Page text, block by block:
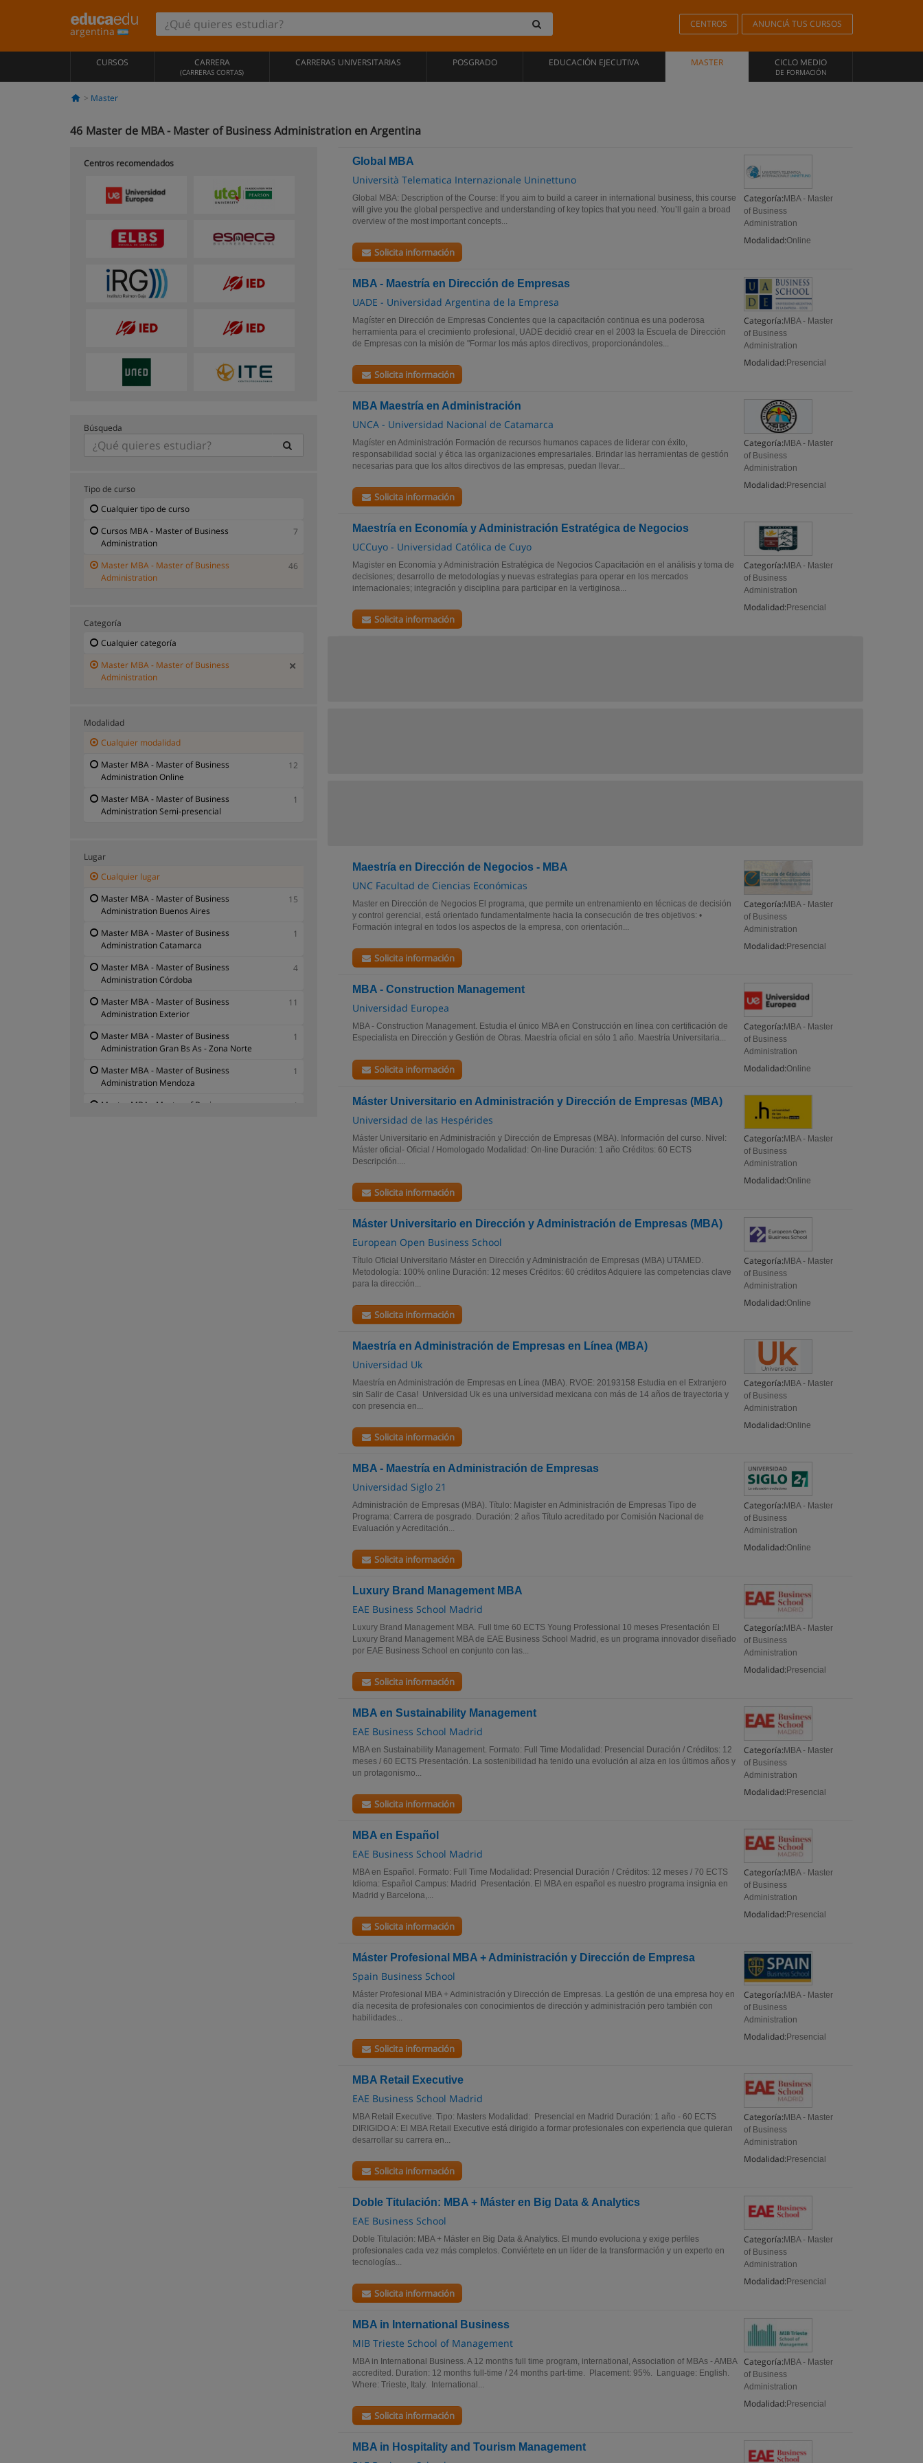
argentina
CENTROS ANUNCIÁ TUS CURSOS
CURSOS CARRERA
(CARRERAS CORTAS)
CARRERAS UNIVERSITARIAS POSGRADO EDUCACIÓN EJECUTIVA MASTER CICLO MEDIO
DE FORMACIÓN
Master
46 Master de MBA - Master of Business Administration en Argentina
Global MBA
Università Telematica Internazionale Uninettuno
Categoría: MBA - Master
of Business
Administration
Modalidad:Online
Global MBA: Description of the Course: If you aim to build a career in international business, this course
will give you the global perspective and understanding of key topics that you need. You’ll gain a broad
overview of the most important concepts...
Solicita información
MBA - Maestría en Dirección de Empresas
UADE - Universidad Argentina de la Empresa
Categoría: MBA - Master
of Business
Administration
Modalidad: Presencial
Magíster en Dirección de Empresas Concientes que la capacitación continua es una poderosa
herramienta para el crecimiento profesional, UADE decidió crear en el 2003 la Escuela de Dirección
de Empresas con la misión de "Formar los más aptos directivos, proporcionándoles...
Solicita información
MBA Maestría en Administración
UNCA - Universidad Nacional de Catamarca
Categoría: MBA - Master
of Business
Administration
Modalidad: Presencial
Magíster en Administración Formación de recursos humanos capaces de liderar con éxito,
responsabilidad social y ética las organizaciones empresariales. Brindar las herramientas de gestión
necesarias para que los altos directivos de las empresas, puedan llevar...
Solicita información
Maestría en Economía y Administración Estratégica de Negocios
UCCuyo - Universidad Católica de Cuyo
Categoría: MBA - Master
of Business
Administration
Modalidad: Presencial
Magister en Economía y Administración Estratégica de Negocios Capacitación en el análisis y toma de
decisiones; desarrollo de metodologías y nuevas estrategias para operar en los mercados
internacionales; integración y disciplina para participar en la vertiginosa...
Solicita información
Maestría en Dirección de Negocios - MBA
UNC Facultad de Ciencias Económicas
Categoría: MBA - Master
of Business
Administration
Modalidad: Presencial
Master en Dirección de Negocios El programa, que permite un entrenamiento en técnicas de decisión
y control gerencial, está orientado fundamentalmente hacia la consecución de tres objetivos: •
Formación integral en todos los aspectos de la empresa, con orientación...
Solicita información
MBA - Construction Management
Universidad Europea
Categoría: MBA - Master
of Business
Administration
Modalidad:Online
MBA - Construction Management. Estudia el único MBA en Construcción en línea con certificación de
Especialista en Dirección y Gestión de Obras. Maestría oficial en sólo 1 año. Maestría Universitaria...
Solicita información
Máster Universitario en Administración y Dirección de Empresas (MBA)
Universidad de las Hespérides
Categoría: MBA - Master
of Business
Administration
Modalidad:Online
Máster Universitario en Administración y Dirección de Empresas (MBA). Información del curso. Nivel:
Máster oficial- Oﬁcial / Homologado Modalidad: On-line Duración: 1 año Créditos: 60 ECTS
Descripción....
Solicita información
Máster Universitario en Dirección y Administración de Empresas (MBA)
European Open Business School
Categoría: MBA - Master
of Business
Administration
Modalidad:Online
Título Oficial Universitario Máster en Dirección y Administración de Empresas (MBA) UTAMED.
Metodología: 100% online Duración: 12 meses Créditos: 60 créditos Adquiere las competencias clave
para la dirección...
Solicita información
Maestría en Administración de Empresas en Línea (MBA)
Universidad Uk
Categoría: MBA - Master
of Business
Administration
Modalidad:Online
Maestría en Administración de Empresas en Línea (MBA). RVOE: 20193158 Estudia en el Extranjero
sin Salir de Casa! Universidad Uk es una universidad mexicana con más de 14 años de trayectoria y
con presencia en...
Solicita información
MBA - Maestría en Administración de Empresas
Universidad Siglo 21
Categoría: MBA - Master
of Business
Administration
Modalidad:Online
Administración de Empresas (MBA). Título: Magister en Administración de Empresas Tipo de
Programa: Carrera de posgrado. Duración: 2 años Título acreditado por Comisión Nacional de
Evaluación y Acreditación...
Solicita información
Luxury Brand Management MBA
EAE Business School Madrid
Categoría: MBA - Master
of Business
Administration
Modalidad: Presencial
Luxury Brand Management MBA. Full time 60 ECTS Young Professional 10 meses Presentación El
Luxury Brand Management MBA de EAE Business School Madrid, es un programa innovador diseñado
por EAE Business School en conjunto con las...
Solicita información
MBA en Sustainability Management
EAE Business School Madrid
Categoría: MBA - Master
of Business
Administration
Modalidad: Presencial
MBA en Sustainability Management. Formato: Full Time Modalidad: Presencial Duración / Créditos: 12
meses / 60 ECTS Presentación. La sostenibilidad ha tenido una evolución al alza en los últimos años y
un protagonismo...
Solicita información
MBA en Español
EAE Business School Madrid
Categoría: MBA - Master
of Business
Administration
Modalidad: Presencial
MBA en Español. Formato: Full Time Modalidad: Presencial Duración / Créditos: 12 meses / 70 ECTS
Idioma: Español Campus: Madrid Presentación. El MBA en español es nuestro programa insignia en
Madrid y Barcelona,...
Solicita información
Máster Profesional MBA + Administración y Dirección de Empresa
Spain Business School
Categoría: MBA - Master
of Business
Administration
Modalidad: Presencial
Máster Profesional MBA + Administración y Dirección de Empresas. La gestión de una empresa hoy en
día necesita de profesionales con conocimientos de dirección y administración pero también con
habilidades...
Solicita información
MBA Retail Executive
EAE Business School Madrid
Categoría: MBA - Master
of Business
Administration
Modalidad: Presencial
MBA Retail Executive. Tipo: Masters Modalidad: Presencial en Madrid Duración: 1 año - 60 ECTS
DIRIGIDO A: El MBA Retail Executive está dirigido a formar profesionales con experiencia que quieran
desarrollar su carrera en...
Solicita información
Doble Titulación: MBA + Máster en Big Data & Analytics
EAE Business School
Categoría: MBA - Master
of Business
Administration
Modalidad: Presencial
Doble Titulación: MBA + Máster en Big Data & Analytics. El mundo evoluciona y exige perfiles
profesionales cada vez más completos. Conviértete en un líder de la transformación y un experto en
tecnologías...
Solicita información
MBA in International Business
MIB Trieste School of Management
Categoría: MBA - Master
of Business
Administration
Modalidad: Presencial
MBA in International Business. A 12 months full time program, international, Association of MBAs - AMBA
accredited. Duration: 12 months full-time / 24 months part-time. Placement: 95%. Language: English.
Where: Trieste, Italy. International...
Solicita información
MBA in Hospitality and Tourism Management
Centros recomendados
Búsqueda
Tipo de curso
Cualquier tipo de curso
Cursos MBA - Master of Business
Administration
7
Master MBA - Master of Business
Administration
46
Categoría
Cualquier categoría
Master MBA - Master of Business
Administration
Modalidad
Cualquier modalidad
Master MBA - Master of Business
Administration Online
12
Master MBA - Master of Business
Administration Semi-presencial
1
Lugar
Cualquier lugar
Master MBA - Master of Business
Administration Buenos Aires
15
Master MBA - Master of Business
Administration Catamarca
1
Master MBA - Master of Business
Administration Córdoba
4
Master MBA - Master of Business
Administration Exterior
11
Master MBA - Master of Business
Administration Gran Bs As - Zona Norte
1
Master MBA - Master of Business
Administration Mendoza
1
Master MBA - Master of Business
1